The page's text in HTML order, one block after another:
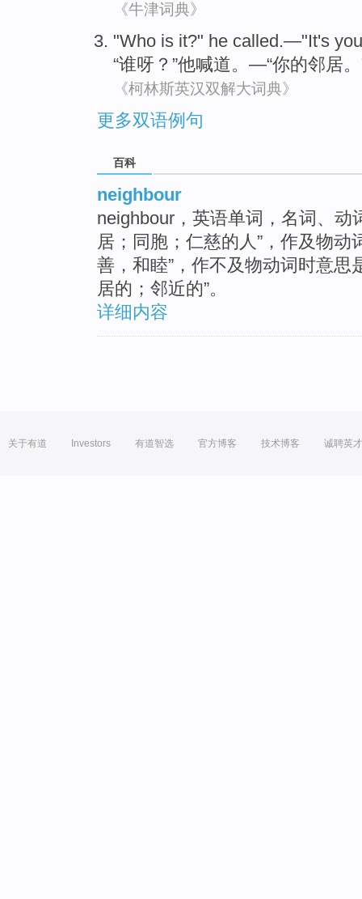
《牛津词典》
"Who is it?" he called.—"It's
“谁呀？”他喊道。—“你的邻居
《柯林斯英汉双解大词典》
更多双语例句
百科
neighbour
neighbour，英语单词，名词、动
居；同胞；仁慈的人”，作及物
善，和睦”，作不及物动词时意思
居的；邻近的”。
详细内容
关于有道 Investors 有道智选 官方博客 技术博客 诚聘英才